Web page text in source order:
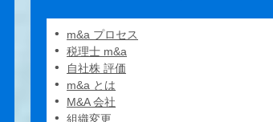
m&a プロセス
税理士 m&a
自社株 評価
m&a とは
M&A 会社
組織変更